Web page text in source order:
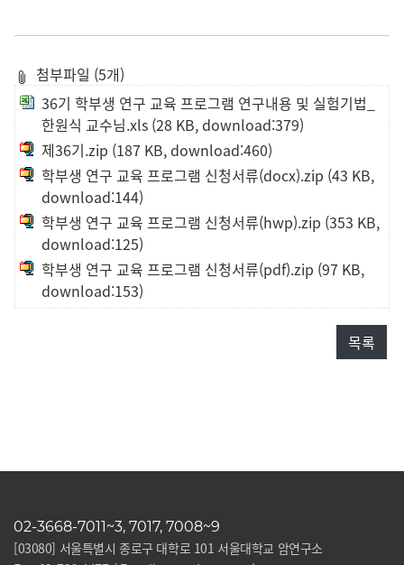
첨부파일 (5개)
36기 학부생 연구 교육 프로그램 연구내용 및 실험기법_
한원식 교수님.xls (28 KB, download:379)
제36기.zip (187 KB, download:460)
학부생 연구 교육 프로그램 신청서류(docx).zip (43 KB,
download:144)
학부생 연구 교육 프로그램 신청서류(hwp).zip (353 KB,
download:125)
학부생 연구 교육 프로그램 신청서류(pdf).zip (97 KB,
download:153)
목록
02-3668-7011~3, 7017, 7008~9
[03080] 서울특별시 종로구 대학로 101 서울대학교 암연구소